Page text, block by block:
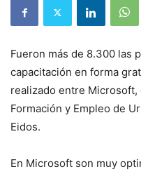
Fueron más de 8.300 las
capacitación en forma
realizado entre
Formación y Empleo de
Eidos.
En Microsoft son muy